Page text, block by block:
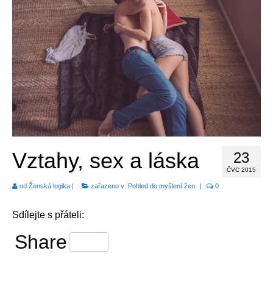
Pohled do myšlení žen
Recepty
Životní změna
E-booky
Jak pracovat z domova
23
ČVC 2015
Vztahy, sex a láska
od Ženská logika zařazeno v: Pohled do myšlení žen 0
Sdílejte s přáteli:
Share